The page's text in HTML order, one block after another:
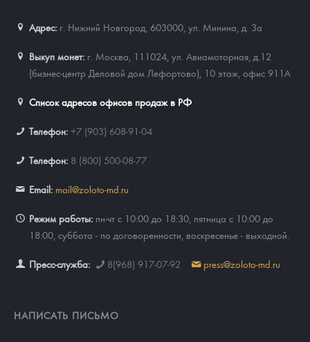
Адрес: г. Нижний Новгород, 603000 ул. Минина, д. 3а
Выкуп монет: г. Москва, 111024, ул. Авиамоторная, д.12
(бизнес-центр Деловой дом Лефортово), 10 этаж, офис 911А
Список адресов офисов продаж в РФ
Телефон: +7 (903) 608-91-04
Телефон: 8 (800) 500-08-77
Email: mail@zoloto-md.ru
Режим работы: пн-чт с 10:00 до 18:30, пятница с 10:00 до
18:00, суббота - по договоренности, воскресенье - выходной.
Пресс-служба: 8(968) 917-07-92 press@zoloto-md.ru
НАПИСАТЬ ПИСЬМО